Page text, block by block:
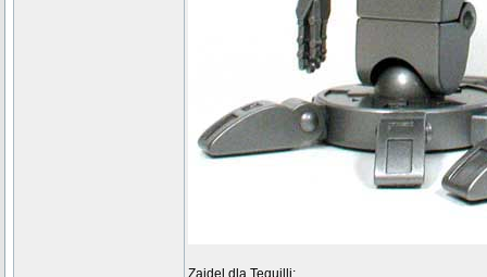
Zajdel dla Tequilli: